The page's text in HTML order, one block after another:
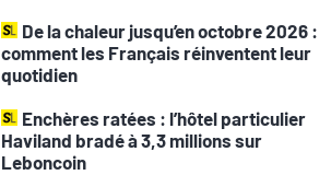
De la chaleur jusqu’en octobre 2026 :
comment les Français réinventent leur
quotidien
Enchères ratées : l’hôtel particulier
Haviland bradé à 3,3 millions sur
Leboncoin